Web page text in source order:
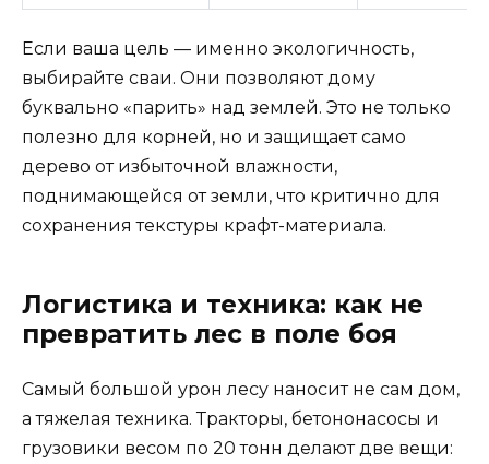
Если ваша цель — именно экологичность,
выбирайте сваи. Они позволяют дому
буквально «парить» над землей. Это не только
полезно для корней, но и защищает само
дерево от избыточной влажности,
поднимающейся от земли, что критично для
сохранения текстуры крафт-материала.
Логистика и техника: как не
превратить лес в поле боя
Самый большой урон лесу наносит не сам дом,
а тяжелая техника. Тракторы, бетононасосы и
грузовики весом по 20 тонн делают две вещи: